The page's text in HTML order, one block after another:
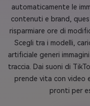
automaticamente le
contenuti e brand,
risparmiare ore di
Scegli tra i modelli,
artificiale generi
traccia. Dai suoni di
prende vita con video
pronti per